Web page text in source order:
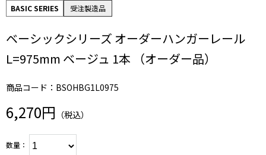
BASIC SERIES 受注製造品
ベーシックシリーズ オーダーハンガーレール
L=975mm ベージュ 1本 （オーダー品）
商品コード：BSOHBG1L0975
6,270円 （税込）
数量：